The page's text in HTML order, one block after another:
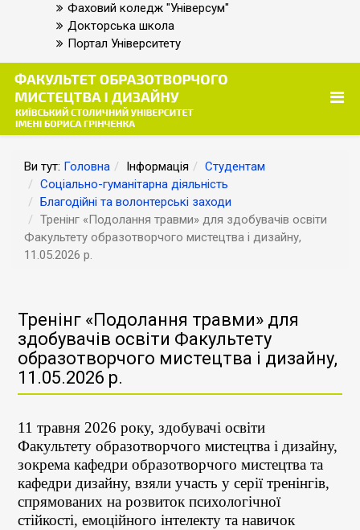
Фаховий коледж "Універсум"
Докторська школа
Портал Університету
Ви тут: Головна Інформація
Студентам
Соціально-гуманітарна діяльність
Благодійні та волонтерські заходи
Тренінг «Подолання травми» для здобувачів освіти
Факультету образотворчого мистецтва і дизайну,
11.05.2026 р.
Тренінг «Подолання травми» для
здобувачів освіти Факультету
образотворчого мистецтва і дизайну,
11.05.2026 р.
11 травня 2026 року, здобувачі освіти
Факультету образотворчого мистецтва і дизайну,
зокрема кафедри образотворчого мистецтва та
кафедри дизайну, взяли участь у серії тренінгів,
спрямованих на розвиток психологічної
стійкості, емоційного інтелекту та навичок